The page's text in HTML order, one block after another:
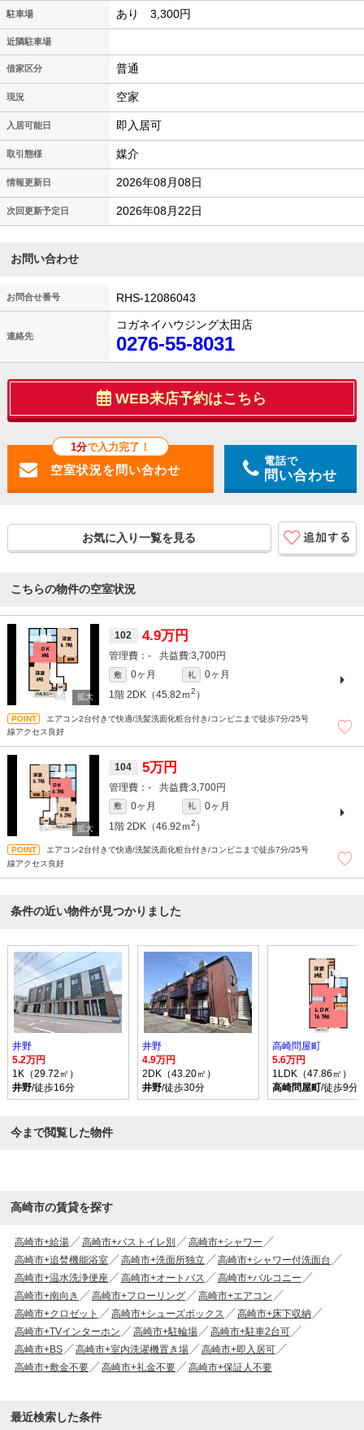
駐車場 あり 3,300円
近隣駐車場
借家区分 普通
現況 空家
入居可能日 即入居可
取引態様 媒介
情報更新日 2026年08月08日
次回更新予定日 2026年08月22日
お問い合わせ
お問合せ番号 RHS-12086043
連絡先
コガネイハウジング太田店
0276-55-8031
WEB来店予約はこちら
1分で入力完了！
電話で
問い合わせ
お気に入り一覧を見る
こちらの物件の空室状況
102 4.9万円
- 3,700円
敷 0ヶ月 礼
0ヶ月
1階 2DK（45.82ｍ2 ）
エアコン2台付きで快適/洗髪洗面化粧台付き/コンビニまで徒歩7分/25号
線アクセス良好
104 5万円
- 3,700円
敷 0ヶ月 礼
0ヶ月
1階 2DK（46.92ｍ2 ）
エアコン2台付きで快適/洗髪洗面化粧台付き/コンビニまで徒歩7分/25号
線アクセス良好
条件の近い物件が見つかりました
井野
5.2万円
1K（29.72㎡）
井野/徒歩16分
井野
4.9万円
2DK（43.20㎡）
井野/徒歩30分
高崎問屋町
5.6万円
1LDK（47.86㎡）
高崎問屋町/徒歩9分
今まで閲覧した物件
高崎市の賃貸を探す
高崎市+給湯 高崎市+バストイレ別
高崎市+シャワー
高崎市+追焚機能浴室
高崎市+洗面所独立
高崎市+シャワー付洗面台
高崎市+温水洗浄便座
高崎市+オートバス
高崎市+バルコニー
高崎市+南向き
高崎市+フローリング
高崎市+エアコン
高崎市+クロゼット
高崎市+シューズボックス
高崎市+床下収納
高崎市+TVインターホン
高崎市+駐輪場
高崎市+駐車2台可
高崎市+BS
高崎市+室内洗濯機置き場
高崎市+即入居可
高崎市+敷金不要
高崎市+礼金不要 高崎市+保証人不要
最近検索した条件